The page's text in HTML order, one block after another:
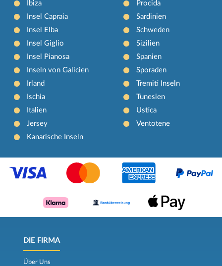
Ibiza
Insel Capraia
Insel Elba
Insel Giglio
Insel Pianosa
Inseln von Galicien
Irland
Ischia
Italien
Jersey
Kanarische Inseln
Procida
Sardinien
Schweden
Sizilien
Spanien
Sporaden
Tremiti Inseln
Tunesien
Ustica
Ventotene
DIE FIRMA
Über Uns